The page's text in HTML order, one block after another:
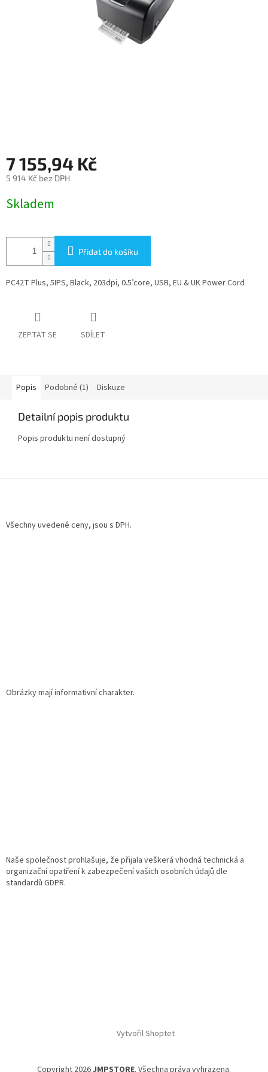
7 155,94 Kč
5 914 Kč bez DPH
cena:
Skladem
Přidat do košíku
PC42T Plus, 5IPS, Black, 203dpi, 0.5’core, USB, EU & UK Power Cord
ZEPTAT SE SDÍLET
Popis Podobné (1) Diskuze
Detailní popis produktu
Popis produktu není dostupný
Všechny uvedené ceny, jsou s DPH.
Obrázky mají informativní charakter.
Naše společnost prohlašuje, že přijala veškerá vhodná technická a
organizační opatření k zabezpečení vašich osobních údajů dle
standardů GDPR.
Vytvořil Shoptet